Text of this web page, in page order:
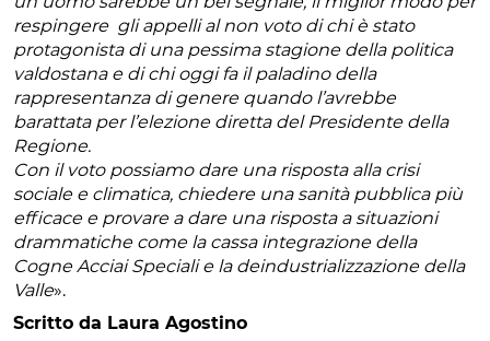
respingere gli appelli al non voto di chi è stato
protagonista di una pessima stagione della politica
valdostana e di chi oggi fa il paladino della
rappresentanza di genere quando l’avrebbe
barattata per l’elezione diretta del Presidente della
Regione.
Con il voto possiamo dare una risposta alla crisi
sociale e climatica, chiedere una sanità pubblica più
efficace e provare a dare una risposta a situazioni
drammatiche come la cassa integrazione della
Cogne Acciai Speciali e la deindustrializzazione della
Valle».
Scritto da Laura Agostino